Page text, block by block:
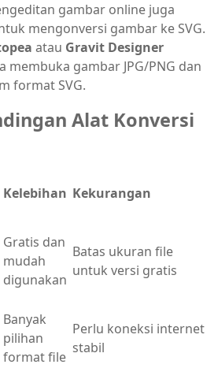
gambar online juga
mengonversi gambar ke SVG.
atau Gravit Designer
membuka gambar JPG/PNG dan
format SVG.
Alat Konversi
Kelebihan Kekurangan
Gratis dan
mudah
digunakan
Batas ukuran file
untuk versi gratis
Banyak
pilihan
format file
Perlu koneksi internet
stabil